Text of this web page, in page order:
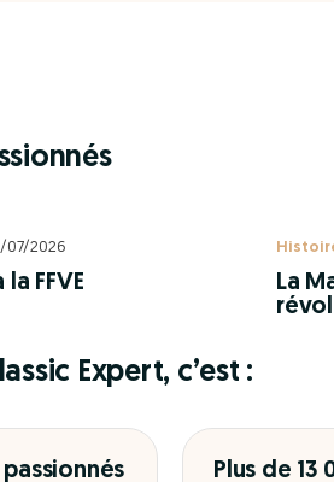
07/2026
FFVE
La
Expert, c’est :
Plus de 13